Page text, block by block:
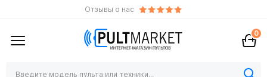
Отзывы о нас
0